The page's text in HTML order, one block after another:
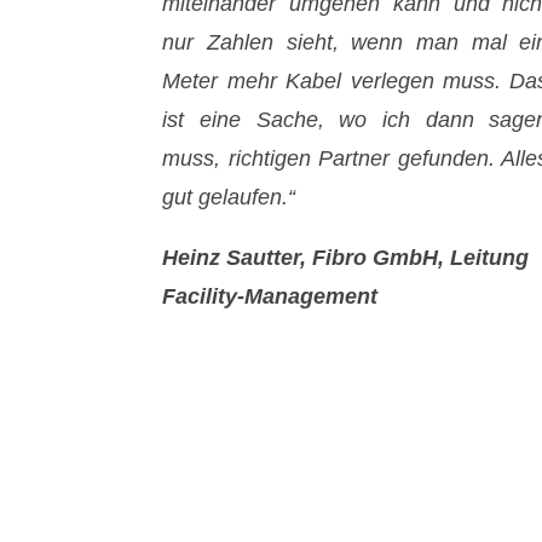
nur Zahlen sieht, wenn man mal
Meter mehr Kabel verlegen muss.
ist eine Sache, wo ich dann
muss, richtigen Partner gefunden.
gut gelaufen.“
Heinz Sautter, Fibro GmbH, Leitung
Facility-Management